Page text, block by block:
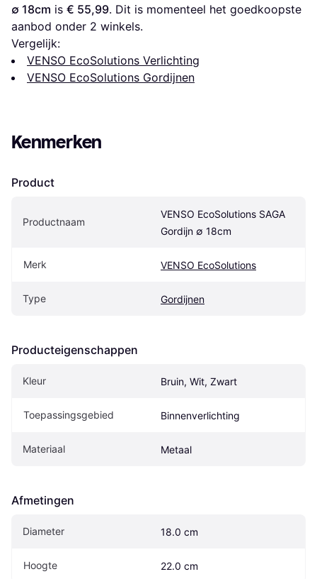
∅ 18cm is € 55,99. Dit is momenteel het goedkoopste
aanbod onder 2 winkels.
Vergelijk:
VENSO EcoSolutions Verlichting
VENSO EcoSolutions Gordijnen
Kenmerken
Product
Productnaam
VENSO EcoSolutions SAGA
Gordijn ∅ 18cm
Merk VENSO EcoSolutions
Type Gordijnen
Producteigenschappen
Kleur Bruin, Wit, Zwart
Toepassingsgebied Binnenverlichting
Materiaal Metaal
Afmetingen
Diameter 18.0 cm
Hoogte 22.0 cm